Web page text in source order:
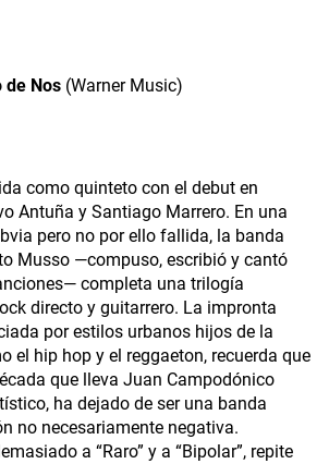
de Nos (Warner Music)
como quinteto con el debut en
Antuña y Santiago Marrero. En una
pero no por ello fallida, la banda
Musso —compuso, escribió y cantó
completa una trilogía
directo y guitarrero. La impronta
por estilos urbanos hijos de la
el hip hop y el reggaeton, recuerda que
que lleva Juan Campodónico
ha dejado de ser una banda
no necesariamente negativa.
a “Raro” y a “Bipolar”, repite